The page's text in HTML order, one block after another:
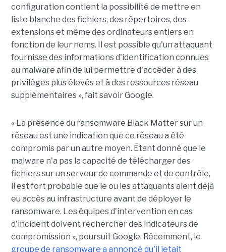
configuration contient la possibilité de mettre en
liste blanche des fichiers, des répertoires, des
extensions et même des ordinateurs entiers en
fonction de leur noms. Il est possible qu'un attaquant
fournisse des informations d'identification connues
au malware afin de lui permettre d'accéder à des
privilèges plus élevés et à des ressources réseau
supplémentaires », fait savoir Google.
« La présence du ransomware Black Matter sur un
réseau est une indication que ce réseau a été
compromis par un autre moyen. Étant donné que le
malware n'a pas la capacité de télécharger des
fichiers sur un serveur de commande et de contrôle,
il est fort probable que le ou les attaquants aient déjà
eu accès au infrastructure avant de déployer le
ransomware. Les équipes d'intervention en cas
d'incident doivent rechercher des indicateurs de
compromission », poursuit Google. Récemment, le
groupe de ransomware a annoncé qu'il jetait